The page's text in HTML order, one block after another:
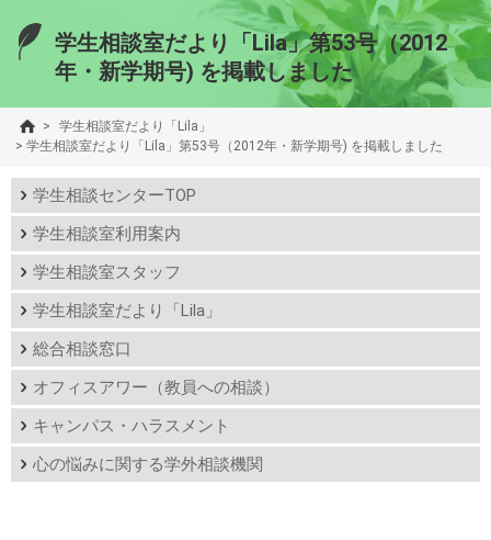
学生相談室だより「Lila」第53号（2012
年・新学期号) を掲載しました
>
学生相談室だより「Lila」
> 学生相談室だより「Lila」第53号（2012年・新学期号) を掲載しました
学生相談センターTOP
学生相談室利用案内
学生相談室スタッフ
学生相談室だより「Lila」
総合相談窓口
オフィスアワー（教員への相談）
キャンパス・ハラスメント
心の悩みに関する学外相談機関